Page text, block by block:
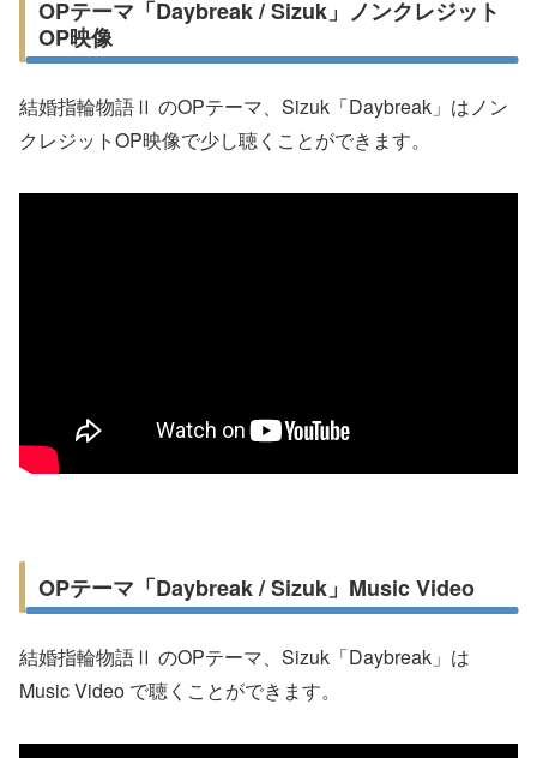
OPテーマ「Daybreak / Sizuk」ノンクレジット
OP映像
結婚指輪物語Ⅱ のOPテーマ、Sizuk「Daybreak」はノン
クレジットOP映像で少し聴くことができます。
OPテーマ「Daybreak / Sizuk」Music Video
結婚指輪物語Ⅱ のOPテーマ、Sizuk「Daybreak」は
Music Video で聴くことができます。